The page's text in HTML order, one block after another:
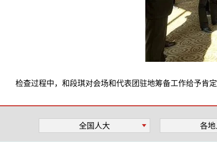
检查过程中，和段琪对会场和代表团驻地筹备工作给予肯
全国人大 各